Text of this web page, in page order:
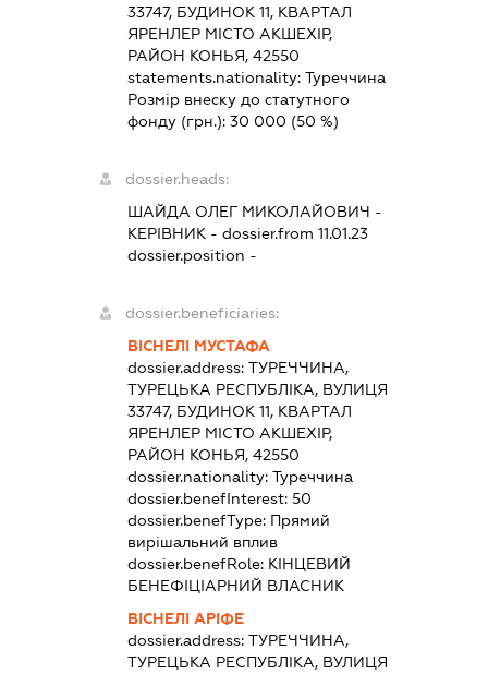
33747, БУДИНОК 11, КВАРТАЛ
ЯРЕНЛЕР МІСТО АКШЕХІР,
РАЙОН КОНЬЯ, 42550
statements.nationality:Туреччина
Розмір внеску до статутного
фонду (грн.):30 000 (50 %)
dossier.heads:
ШАЙДА ОЛЕГ МИКОЛАЙОВИЧ -
КЕРІВНИК - dossier.from 11.01.23
dossier.position -
dossier.beneficiaries:
ВІСНЕЛІ МУСТАФА
dossier.address:ТУРЕЧЧИНА,
ТУРЕЦЬКА РЕСПУБЛІКА, ВУЛИЦЯ
33747, БУДИНОК 11, КВАРТАЛ
ЯРЕНЛЕР МІСТО АКШЕХІР,
РАЙОН КОНЬЯ, 42550
dossier.nationality:Туреччина
dossier.benefInterest:50
dossier.benefType: Прямий
вирішальний вплив
dossier.benefRole: КІНЦЕВИЙ
БЕНЕФІЦІАРНИЙ ВЛАСНИК
ВІСНЕЛІ АРІФЕ
dossier.address:ТУРЕЧЧИНА,
ТУРЕЦЬКА РЕСПУБЛІКА, ВУЛИЦЯ